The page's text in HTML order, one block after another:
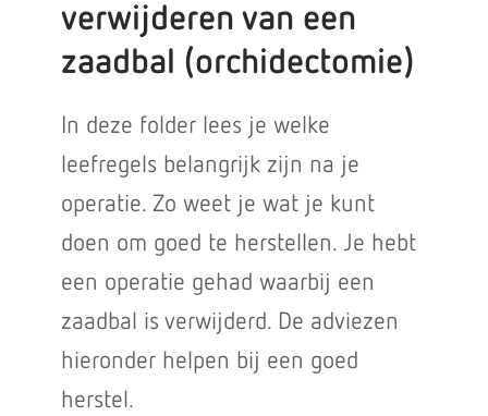
verwijderen van een
zaadbal (orchidectomie)
In deze folder lees je welke
leefregels belangrijk zijn na je
operatie. Zo weet je wat je kunt
doen om goed te herstellen. Je hebt
een operatie gehad waarbij een
zaadbal is verwijderd. De adviezen
hieronder helpen bij een goed
herstel.